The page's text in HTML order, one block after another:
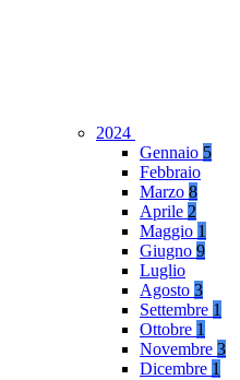
2024
Gennaio 5
Febbraio
Marzo 8
Aprile 2
Maggio 1
Giugno 9
Luglio
Agosto 3
Settembre 1
Ottobre 1
Novembre 3
Dicembre 1